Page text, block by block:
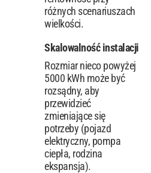
różnych scenariuszach
wielkości.
Skalowalność instalacji
Rozmiar nieco powyżej
5000 kWh może być
rozsądny, aby
przewidzieć
zmieniające się
potrzeby (pojazd
elektryczny, pompa
ciepła, rodzina
ekspansja).